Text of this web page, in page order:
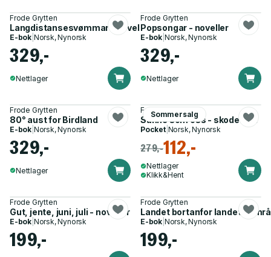
Frode Grytten
Langdistansesvømmar - noveller
E-bok Norsk, Nynorsk
329,-
Nettlager
Frode Grytten
Popsongar - noveller
E-bok Norsk, Nynorsk
329,-
Nettlager
Frode Grytten
80° aust for Birdland
E-bok Norsk, Nynorsk
329,-
Nettlager
Sommersalg
Frode Grytten
Sånne som oss - skodespel
Pocket| Norsk, Nynorsk
279,-112,-
Nettlager
Klikk&Hent
Frode Grytten
Gut, jente, juni, juli - noveller
E-bok Norsk, Nynorsk
199,-
Frode Grytten
Landet bortanfor landet -
E-bok Norsk, Nynorsk
199,-